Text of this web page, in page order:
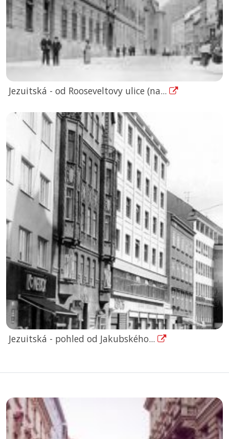
Jezuitská - od Rooseveltovy ulice (na...
Jezuitská - pohled od Jakubského...